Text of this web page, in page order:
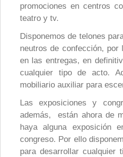
promociones en centros
teatro y tv.
Disponemos de telones
neutros de confección,
en las entregas, en
cualquier tipo de acto.
mobiliario auxiliar para
Las exposiciones y
además, están ahora de
haya alguna exposición
congreso. Por ello
para desarrollar cualquier